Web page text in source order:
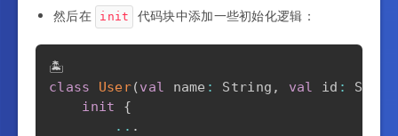
然后在 init 代码块中添加一些初始化逻辑：
class
User(val name : String , val id :
init
{
.. .